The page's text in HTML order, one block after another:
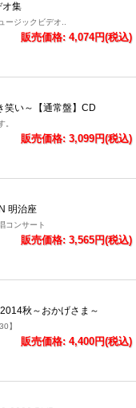
オ集
ージックビデオ..
販売価格: 4,074円(税込)
笑い～【通常盤】CD
。
販売価格: 3,099円(税込)
明治座
コンサート
販売価格: 3,565円(税込)
秋～おかげさま～
】
販売価格: 4,400円(税込)